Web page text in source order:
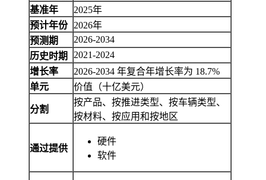
基准年
2025年
预计年份 2026年
预测期
2026-2034
历史时期
2021-2024
增长率
2026-2034 年复合年增长率为 18.7%
单元
价值（十亿美元）
分割
按产品、按推进类型、按车辆类型、
按材料、按应用和按地区
通过提供
硬件
软件